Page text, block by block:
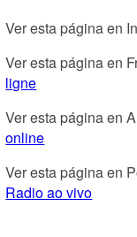
Ver esta página en
Ver esta página en
ligne
Ver esta página en
online
Ver esta página en
Radio ao vivo